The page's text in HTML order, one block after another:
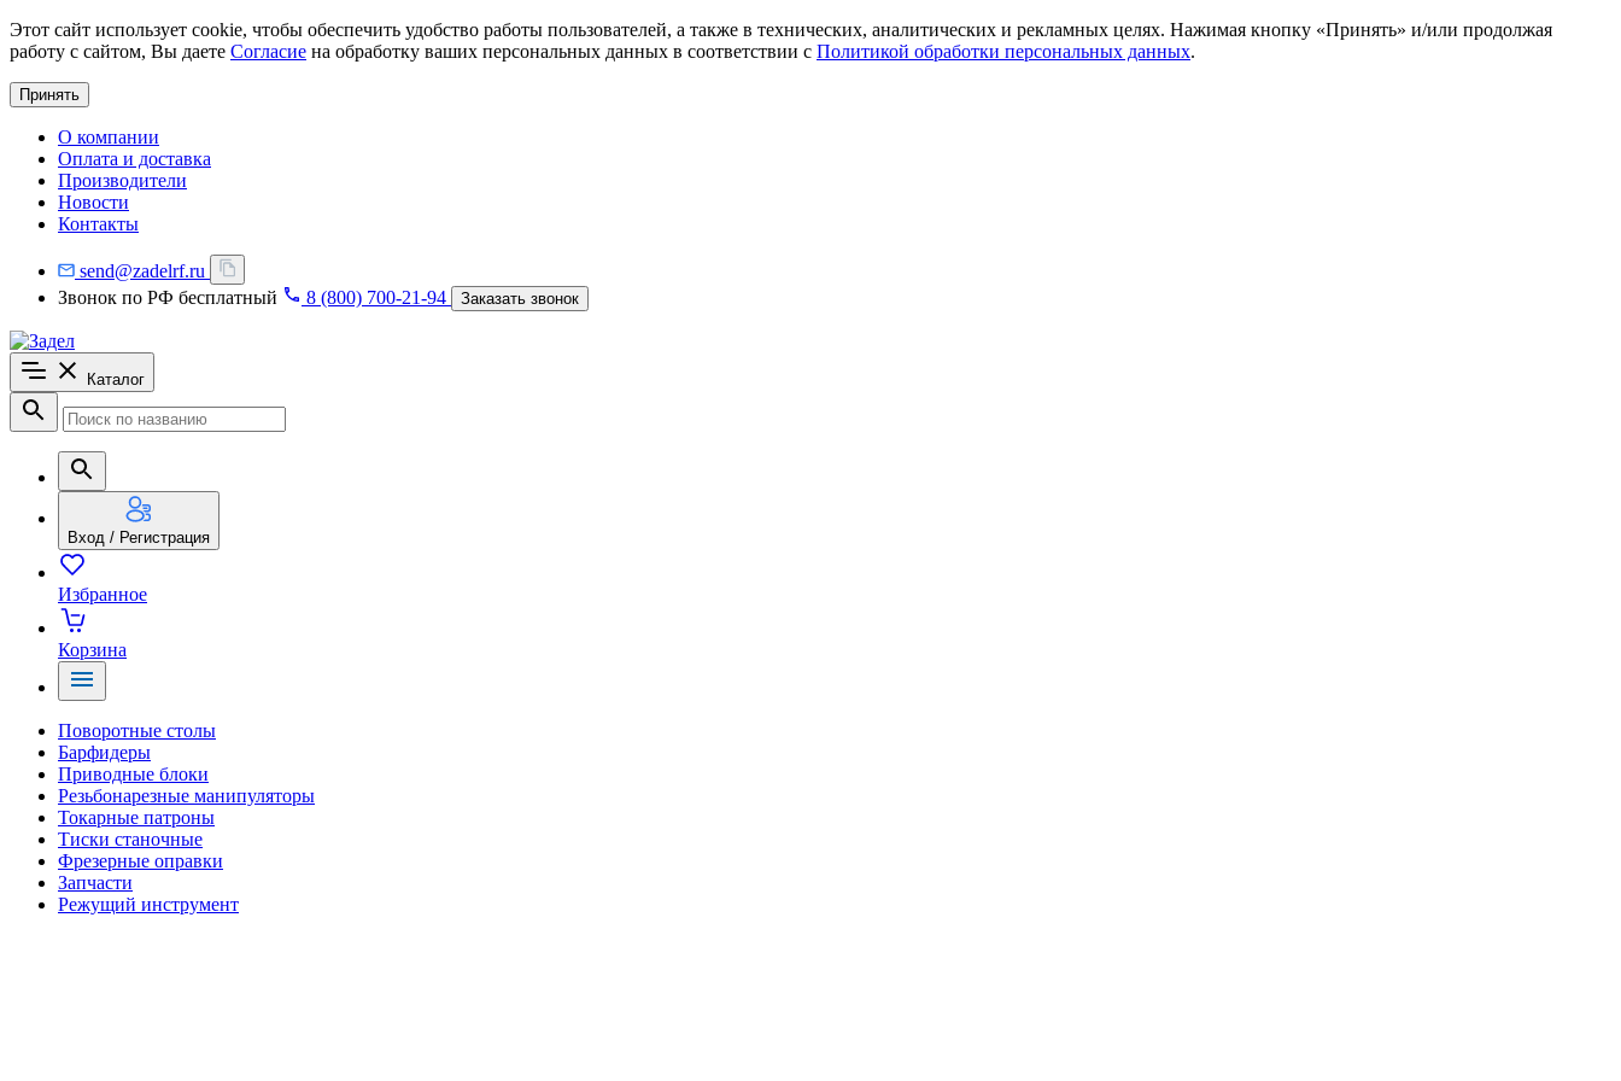
Этот сайт использует cookie, чтобы обеспечить удобство работы пользователей, а также в технических, аналитических и рекламных целях. Нажимая кнопку «Принять» и/или продолжая
работу с сайтом, Вы даете Согласие на обработку ваших персональных данных в соответствии с Политикой обработки персональных данных.
Принять
О компании
Оплата и доставка
Производители
Новости
Контакты
send@zadelrf.ru
Звонок по РФ бесплатный
8 (800) 700-21-94 Заказать звонок
Каталог
Вход / Регистрация
Избранное
Корзина
Поворотные столы
Барфидеры
Приводные блоки
Резьбонарезные манипуляторы
Токарные патроны
Тиски станочные
Фрезерные оправки
Запчасти
Режущий инструмент